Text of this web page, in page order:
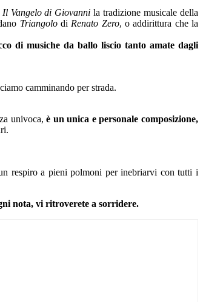
Il Vangelo di Giovannila tradizione musicale della
Triangolo di Renato Zero, o addirittura che la
di musiche da ballo liscio tanto amate dagli
camminando per strada.
univoca,è un unica e personale composizione,
respiro a pieni polmoni per inebriarvi con tutti i
nota, vi ritroverete a sorridere.